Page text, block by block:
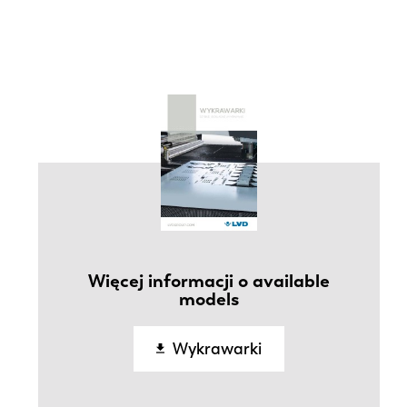
Więcej informacji o available
models
Wykrawarki